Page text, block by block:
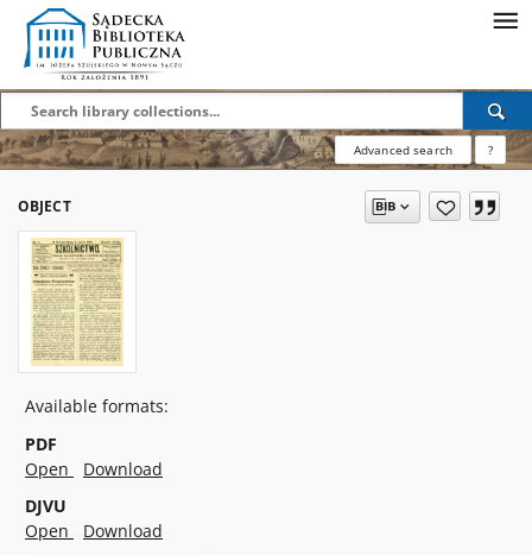
Advanced search ?
OBJECT
Available formats:
PDF
Open
Download
DJVU
Open
Download